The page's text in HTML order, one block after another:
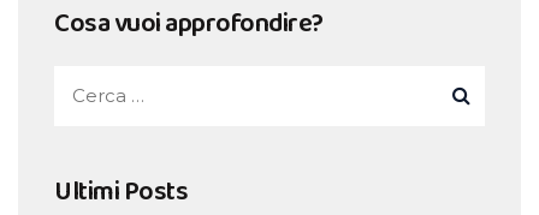
Cosa vuoi approfondire?
Ultimi Posts